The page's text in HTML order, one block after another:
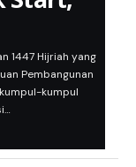
1447 Hijriah yang
Pembangunan
kumpul